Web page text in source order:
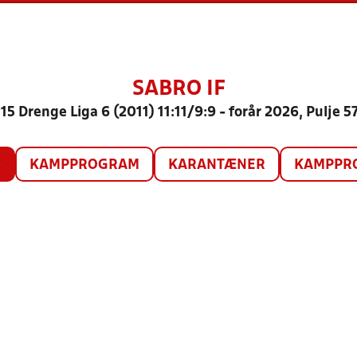
SABRO IF
Drenge Liga 6 (2011) 11:11/9:9 - forår 2026, Pulje
KAMPPROGRAM KARANTÆNER